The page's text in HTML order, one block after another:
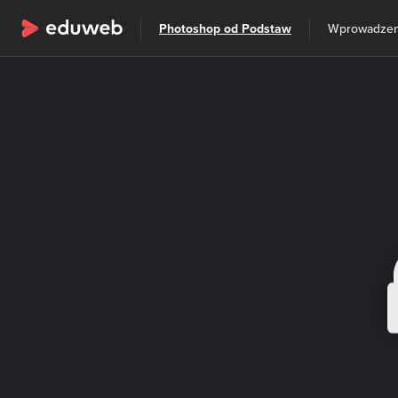
Wszystkie kategorie Szkolenia
Photoshop od Podstaw